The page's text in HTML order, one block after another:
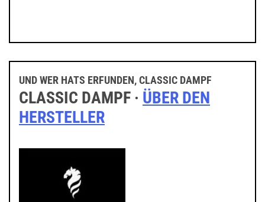
UND WER HATS ERFUNDEN, CLASSIC DAMPF
CLASSIC DAMPF · ÜBER DEN
HERSTELLER